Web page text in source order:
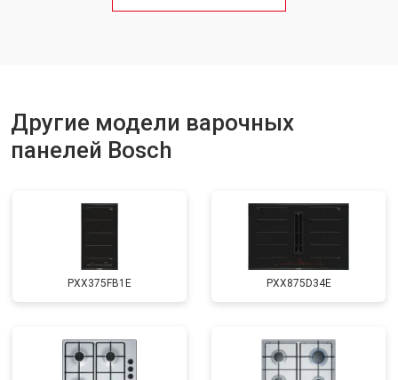
Другие модели варочных
панелей Bosch
PXX375FB1E PXX875D34E